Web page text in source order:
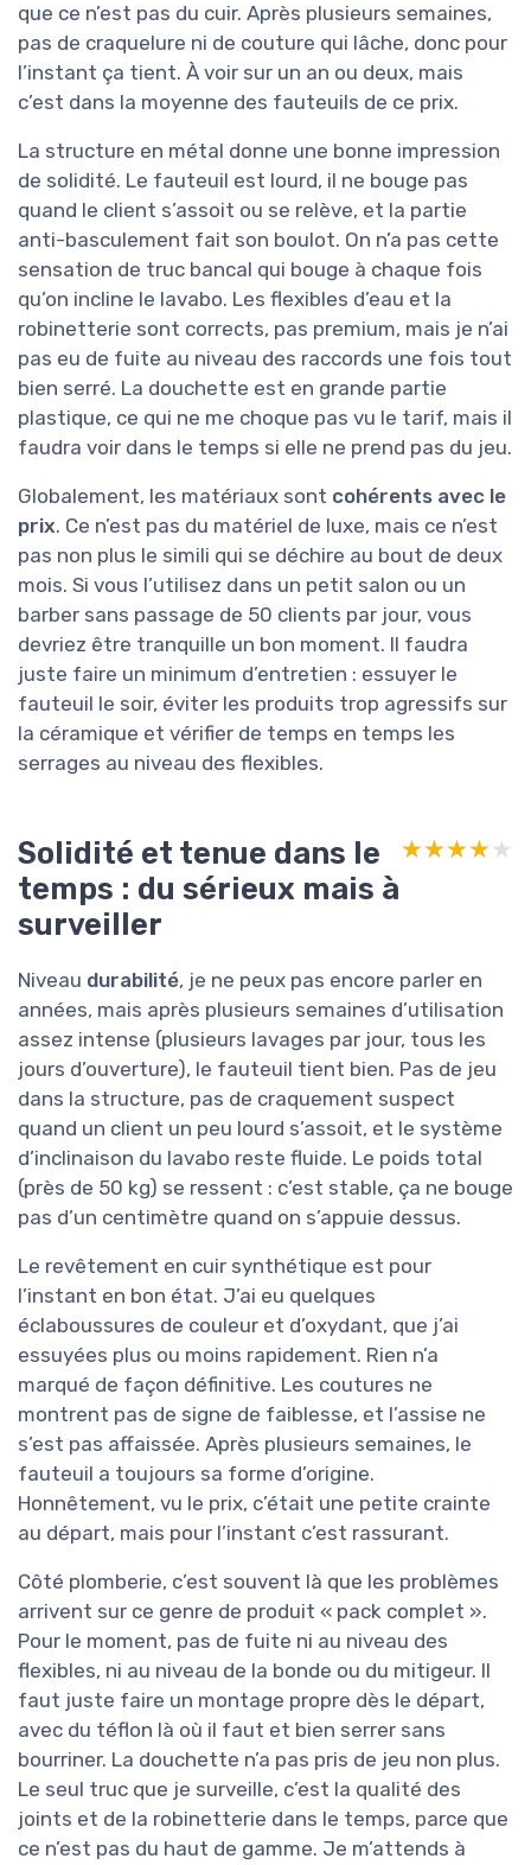
que ce n’est pas du cuir. Après plusieurs semaines,
pas de craquelure ni de couture qui lâche, donc pour
l’instant ça tient. À voir sur un an ou deux, mais
c’est dans la moyenne des fauteuils de ce prix.
La structure en métal donne une bonne impression
de solidité. Le fauteuil est lourd, il ne bouge pas
quand le client s’assoit ou se relève, et la partie
anti-basculement fait son boulot. On n’a pas cette
sensation de truc bancal qui bouge à chaque fois
qu’on incline le lavabo. Les flexibles d’eau et la
robinetterie sont corrects, pas premium, mais je n’ai
pas eu de fuite au niveau des raccords une fois tout
bien serré. La douchette est en grande partie
plastique, ce qui ne me choque pas vu le tarif, mais il
faudra voir dans le temps si elle ne prend pas du jeu.
Globalement, les matériaux sont cohérents avec le
prix. Ce n’est pas du matériel de luxe, mais ce n’est
pas non plus le simili qui se déchire au bout de deux
mois. Si vous l’utilisez dans un petit salon ou un
barber sans passage de 50 clients par jour, vous
devriez être tranquille un bon moment. Il faudra
juste faire un minimum d’entretien : essuyer le
fauteuil le soir, éviter les produits trop agressifs sur
la céramique et vérifier de temps en temps les
serrages au niveau des flexibles.
Solidité et tenue dans le
temps : du sérieux mais à
surveiller
★★★★★
★★★★★
Niveau durabilité, je ne peux pas encore parler en
années, mais après plusieurs semaines d’utilisation
assez intense (plusieurs lavages par jour, tous les
jours d’ouverture), le fauteuil tient bien. Pas de jeu
dans la structure, pas de craquement suspect
quand un client un peu lourd s’assoit, et le système
d’inclinaison du lavabo reste fluide. Le poids total
(près de 50 kg) se ressent : c’est stable, ça ne bouge
pas d’un centimètre quand on s’appuie dessus.
Le revêtement en cuir synthétique est pour
l’instant en bon état. J’ai eu quelques
éclaboussures de couleur et d’oxydant, que j’ai
essuyées plus ou moins rapidement. Rien n’a
marqué de façon définitive. Les coutures ne
montrent pas de signe de faiblesse, et l’assise ne
s’est pas affaissée. Après plusieurs semaines, le
fauteuil a toujours sa forme d’origine.
Honnêtement, vu le prix, c’était une petite crainte
au départ, mais pour l’instant c’est rassurant.
Côté plomberie, c’est souvent là que les problèmes
arrivent sur ce genre de produit « pack complet ».
Pour le moment, pas de fuite ni au niveau des
flexibles, ni au niveau de la bonde ou du mitigeur. Il
faut juste faire un montage propre dès le départ,
avec du téflon là où il faut et bien serrer sans
bourriner. La douchette n’a pas pris de jeu non plus.
Le seul truc que je surveille, c’est la qualité des
joints et de la robinetterie dans le temps, parce que
ce n’est pas du haut de gamme. Je m’attends à